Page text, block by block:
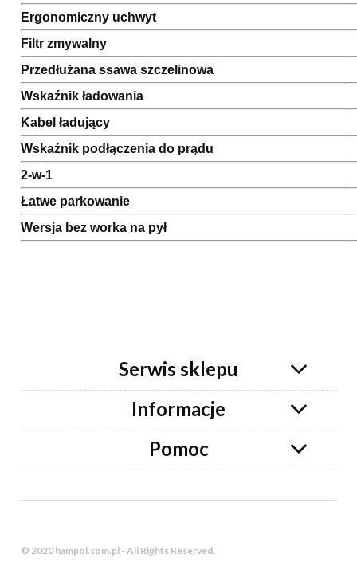
Ergonomiczny uchwyt
Filtr zmywalny
Przedłużana ssawa szczelinowa
Wskaźnik ładowania
Kabel ładujący
Wskaźnik podłączenia do prądu
2-w-1
Łatwe parkowanie
Wersja bez worka na pył
Serwis sklepu
Informacje
Pomoc
© 2020 hampol.com.pl - All Rights Reserved.